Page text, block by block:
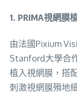
1. PRIMA視網膜
由法國Pixium
Stanford大學合
植入視網膜，搭
刺激視網膜殞地